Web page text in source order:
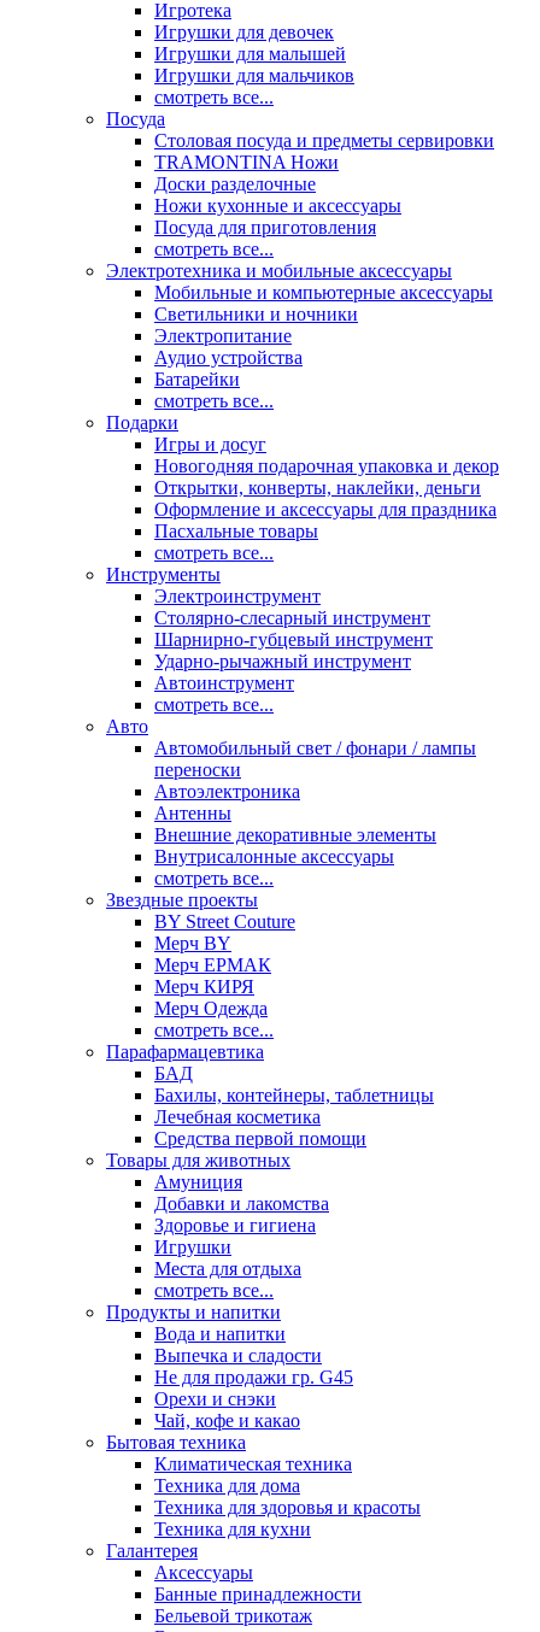
Игротека
Игрушки для девочек
Игрушки для малышей
Игрушки для мальчиков
смотреть все...
Посуда
Столовая посуда и предметы сервировки
TRAMONTINA Ножи
Доски разделочные
Ножи кухонные и аксессуары
Посуда для приготовления
смотреть все...
Электротехника и мобильные аксессуары
Мобильные и компьютерные аксессуары
Светильники и ночники
Электропитание
Аудио устройства
Батарейки
смотреть все...
Подарки
Игры и досуг
Новогодняя подарочная упаковка и декор
Открытки, конверты, наклейки, деньги
Оформление и аксессуары для праздника
Пасхальные товары
смотреть все...
Инструменты
Электроинструмент
Столярно-слесарный инструмент
Шарнирно-губцевый инструмент
Ударно-рычажный инструмент
Автоинструмент
смотреть все...
Авто
Автомобильный свет / фонари / лампы
переноски
Автоэлектроника
Антенны
Внешние декоративные элементы
Внутрисалонные аксессуары
смотреть все...
Звездные проекты
BY Street Couture
Мерч BY
Мерч ЕРМАК
Мерч КИРЯ
Мерч Одежда
смотреть все...
Парафармацевтика
БАД
Бахилы, контейнеры, таблетницы
Лечебная косметика
Средства первой помощи
Товары для животных
Амуниция
Добавки и лакомства
Здоровье и гигиена
Игрушки
Места для отдыха
смотреть все...
Продукты и напитки
Вода и напитки
Выпечка и сладости
Не для продажи гр. G45
Орехи и снэки
Чай, кофе и какао
Бытовая техника
Климатическая техника
Техника для дома
Техника для здоровья и красоты
Техника для кухни
Галантерея
Аксессуары
Банные принадлежности
Бельевой трикотаж